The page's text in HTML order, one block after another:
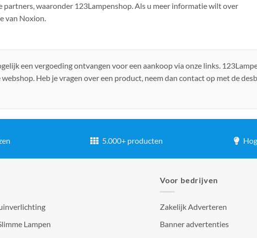
waaronder 123Lampenshop. Als u meer informatie wilt over
van Noxion.
een vergoeding ontvangen voor een aankoop via onze links.
Heb je vragen over een product, neem dan contact op met de
5.000+ producten
Lampen
Voor bedrijven
Zakelijk Adverteren
Banner advertenties